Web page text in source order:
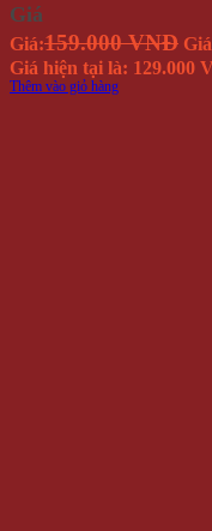
Giá
Giá:159.000 VNĐ
Giá hiện tại là: 129.000
Thêm vào giỏ hàng